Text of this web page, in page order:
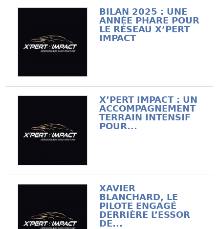
BILAN 2025 : UNE
ANNÉE PHARE POUR
LE RÉSEAU X’PERT
IMPACT
X’PERT IMPACT : UN
ACCOMPAGNEMENT
TERRAIN INTENSIF
POUR...
XAVIER
BLANCHARD, LE
PILOTE ENGAGÉ
DERRIÈRE L’ESSOR
DE...